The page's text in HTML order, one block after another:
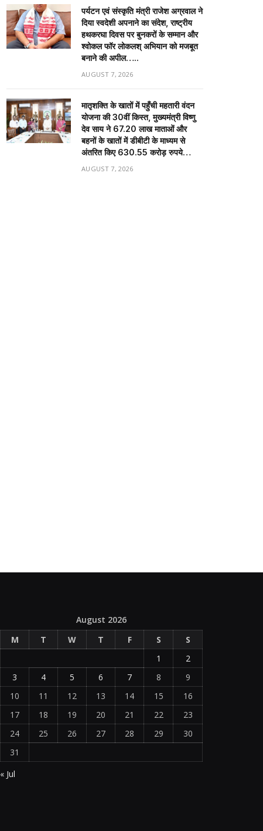
पर्यटन एवं संस्कृति मंत्री राजेश अग्रवाल ने
दिया स्वदेशी अपनाने का संदेश, राष्ट्रीय
हथकरघा दिवस पर बुनकरों के सम्मान और
श्वोकल फॉर लोकलश् अभियान को मजबूत
बनाने की अपील…..
AUGUST 7, 2026
मातृशक्ति के खातों में पहुँची महतारी वंदन
योजना की 30वीं किस्त, मुख्यमंत्री विष्णु
देव साय ने 67.20 लाख माताओं और
बहनों के खातों में डीबीटी के माध्यम से
अंतरित किए 630.55 करोड़ रुपये…
AUGUST 7, 2026
August 2026
M
T W T F S
S
1
2
3
4 5 6 7 8
9
10
11 12 13 14 15
16
17
18 19 20 21 22
23
24
25 26 27 28 29
30
31
« Jul